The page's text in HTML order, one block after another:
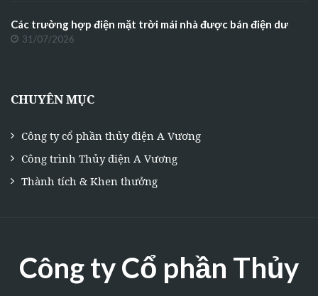
Các trường hợp điện mặt trời mái nhà được bán điện dư
31/07/2026
CHUYÊN MỤC
Công ty cổ phần thủy điện A Vương
Công trình Thủy điện A Vương
Thành tích & Khen thưởng
Công ty Cổ phần Thủy